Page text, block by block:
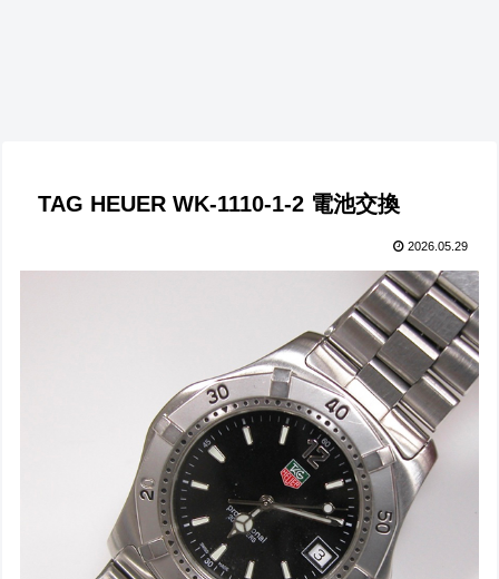
TAG HEUER WK-1110-1-2 電池交換
2026.05.29